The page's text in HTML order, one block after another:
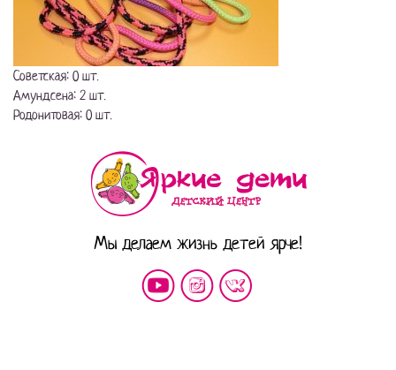
Советская: 0 шт.
Амундсена: 2 шт.
Родонитовая: 0 шт.
Мы делаем жизнь детей ярче!